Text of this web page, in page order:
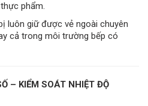
phẩm.
luôn giữ được vẻ ngoài chuyên
cả trong môi trường bếp có
– KIỂM SOÁT NHIỆT ĐỘ